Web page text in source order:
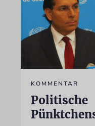
KOMMENTAR
Politische